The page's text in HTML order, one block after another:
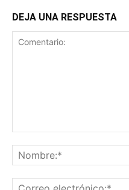
DEJA UNA RESPUESTA